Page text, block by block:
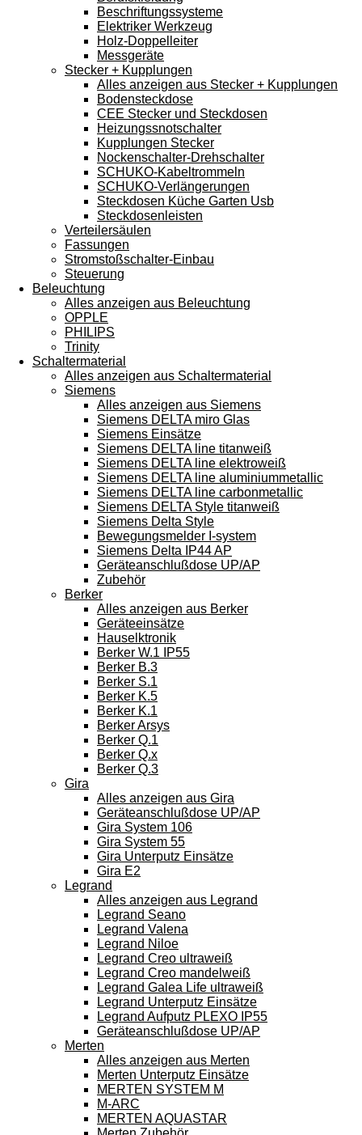
Beschriftungssysteme
Elektriker Werkzeug
Holz-Doppelleiter
Messgeräte
Stecker + Kupplungen
Alles anzeigen aus Stecker + Kupplungen
Bodensteckdose
CEE Stecker und Steckdosen
Heizungssnotschalter
Kupplungen Stecker
Nockenschalter-Drehschalter
SCHUKO-Kabeltrommeln
SCHUKO-Verlängerungen
Steckdosen Küche Garten Usb
Steckdosenleisten
Verteilersäulen
Fassungen
Stromstoßschalter-Einbau
Steuerung
Beleuchtung
Alles anzeigen aus Beleuchtung
OPPLE
PHILIPS
Trinity
Schaltermaterial
Alles anzeigen aus Schaltermaterial
Siemens
Alles anzeigen aus Siemens
Siemens DELTA miro Glas
Siemens Einsätze
Siemens DELTA line titanweiß
Siemens DELTA line elektroweiß
Siemens DELTA line aluminiummetallic
Siemens DELTA line carbonmetallic
Siemens DELTA Style titanweiß
Siemens Delta Style
Bewegungsmelder I-system
Siemens Delta IP44 AP
Geräteanschlußdose UP/AP
Zubehör
Berker
Alles anzeigen aus Berker
Geräteeinsätze
Hauselktronik
Berker W.1 IP55
Berker B.3
Berker S.1
Berker K.5
Berker K.1
Berker Arsys
Berker Q.1
Berker Q.x
Berker Q.3
Gira
Alles anzeigen aus Gira
Geräteanschlußdose UP/AP
Gira System 106
Gira System 55
Gira Unterputz Einsätze
Gira E2
Legrand
Alles anzeigen aus Legrand
Legrand Seano
Legrand Valena
Legrand Niloe
Legrand Creo ultraweiß
Legrand Creo mandelweiß
Legrand Galea Life ultraweiß
Legrand Unterputz Einsätze
Legrand Aufputz PLEXO IP55
Geräteanschlußdose UP/AP
Merten
Alles anzeigen aus Merten
Merten Unterputz Einsätze
MERTEN SYSTEM M
M-ARC
MERTEN AQUASTAR